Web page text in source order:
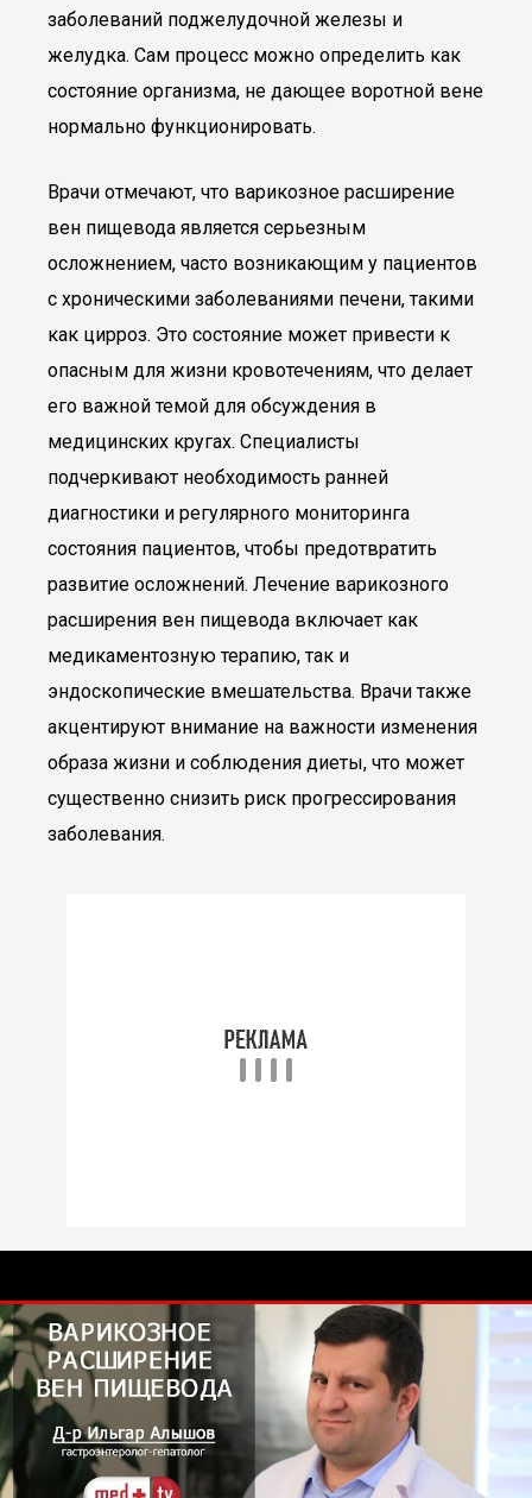
заболеваний поджелудочной железы и
желудка. Сам процесс можно определить как
состояние организма, не дающее воротной вене
нормально функционировать.
Врачи отмечают, что варикозное расширение
вен пищевода является серьезным
осложнением, часто возникающим у пациентов
с хроническими заболеваниями печени, такими
как цирроз. Это состояние может привести к
опасным для жизни кровотечениям, что делает
его важной темой для обсуждения в
медицинских кругах. Специалисты
подчеркивают необходимость ранней
диагностики и регулярного мониторинга
состояния пациентов, чтобы предотвратить
развитие осложнений. Лечение варикозного
расширения вен пищевода включает как
медикаментозную терапию, так и
эндоскопические вмешательства. Врачи также
акцентируют внимание на важности изменения
образа жизни и соблюдения диеты, что может
существенно снизить риск прогрессирования
заболевания.